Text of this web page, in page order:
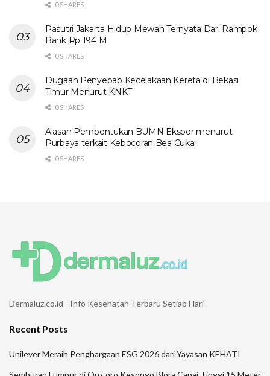
0 SHARES
Pasutri Jakarta Hidup Mewah Ternyata Dari Rampok
Bank Rp 194 M
0 SHARES
Dugaan Penyebab Kecelakaan Kereta di Bekasi
Timur Menurut KNKT
0 SHARES
Alasan Pembentukan BUMN Ekspor menurut
Purbaya terkait Kebocoran Bea Cukai
0 SHARES
Dermaluz.co.id - Info Kesehatan Terbaru Setiap Hari
Recent Posts
Unilever Meraih Penghargaan ESG 2026 dari Yayasan KEHATI